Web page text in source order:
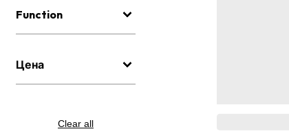
Function
Цена
Clear all